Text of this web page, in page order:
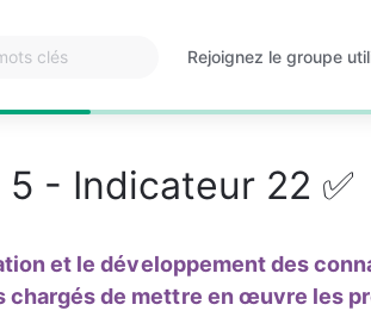
Rejoignez le groupe
S'ouvre
onglet
5 - Indicateur 22 ✅
et le développement des
chargés de mettre en œuvre les